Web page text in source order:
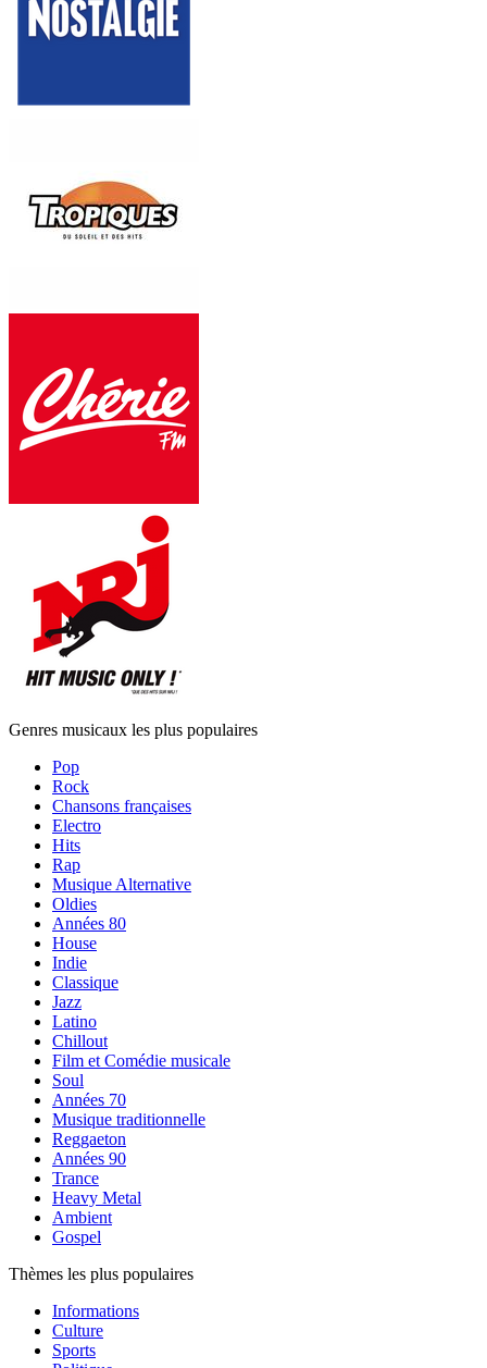
Genres musicaux les plus populaires
Pop
Rock
Chansons françaises
Electro
Hits
Rap
Musique Alternative
Oldies
Années 80
House
Indie
Classique
Jazz
Latino
Chillout
Film et Comédie musicale
Soul
Années 70
Musique traditionnelle
Reggaeton
Années 90
Trance
Heavy Metal
Ambient
Gospel
Thèmes les plus populaires
Informations
Culture
Sports